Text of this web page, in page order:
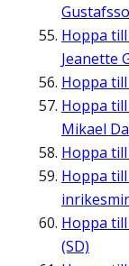
Hoppa till
Jeanette
Hoppa till
Hoppa till
Mikael
Hoppa till
Hoppa till
Hoppa till
(SD)